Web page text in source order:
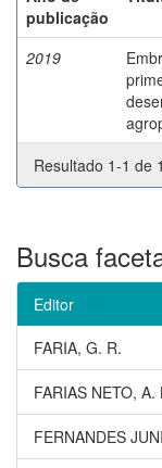
publicação
2019
Resultado 1-1 de
Busca
Editor
FARIA, G. R.
FARIAS NETO, A.
FERNANDES